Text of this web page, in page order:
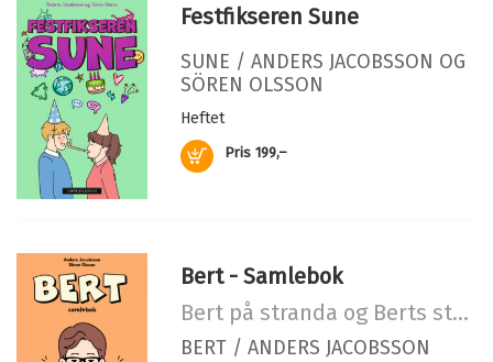
Antall sider:
Originaltittel:
Sunes sommar
Oversatt av:
Serie:
Serienummer:
ISBN/EAN: 9788202789510
Sunes sommer
Bokmål Ebok
Festfikseren Sune
SUNE /ANDERS JACOBSSON OG
SÖREN OLSSON
Heftet
Pris 199,–
Kjøp
Bert - Samlebok
Bert på stranda og Berts store tabbe
BERT /ANDERS JACOBSSON